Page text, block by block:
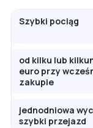
Szybki pociąg
od kilku lub
euro przy
zakupie
jednodniowa
szybki przejazd